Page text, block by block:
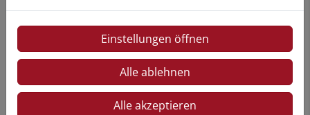
Einstellungen öffnen
Alle ablehnen
Alle akzeptieren